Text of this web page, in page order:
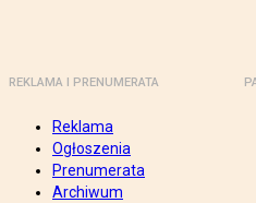
REKLAMA I PRENUMERATA
Reklama
Ogłoszenia
Prenumerata
Archiwum